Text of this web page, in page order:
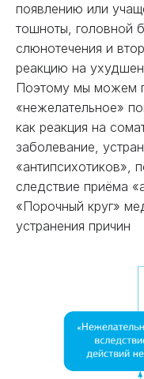
появлению или
тошноты, головной
слюнотечения и
реакцию на
Поэтому мы можем
«нежелательное»
как реакция на
заболевание,
«антипсихотиков»,
следствие приёма
«Порочный круг»
устранения причин